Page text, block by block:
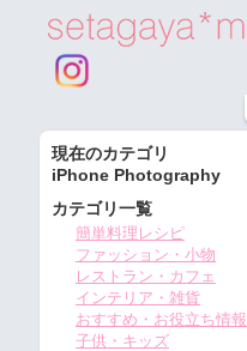
現在のカテゴリ
iPhone Photography
カテゴリ一覧
簡単料理レシピ
ファッション・小物
レストラン・カフェ
インテリア・雑貨
おすすめ・お役立ち情報
子供・キッズ